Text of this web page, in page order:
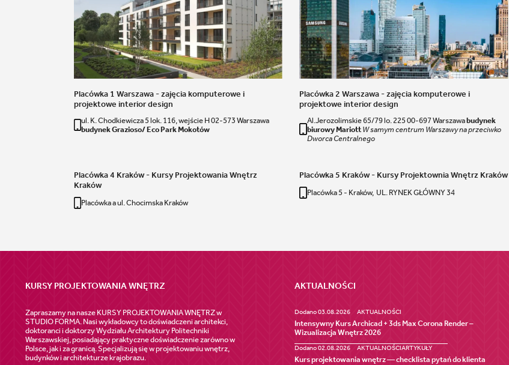
Placówka 1 Warszawa - zajęcia komputerowe i
projektowe interior design
ul. K. Chodkiewicza 5 lok. 116, wejście H 02-573 Warszawa
budynek Grazioso/ Eco Park Mokotów
Placówka 2 Warszawa - zajęcia komputerowe i
projektowe interior design
Al.Jerozolimskie 65/79 lo. 225 00-697 Warszawabudynek
biurowy Mariott W samym centrum Warszawy na przeciwko
Dworca Centralnego
Placówka 4 Kraków - Kursy Projektowania Wnętrz
Kraków
Placówka a ul. Chocimska Kraków
Placówka 5 Kraków - Kursy Projektownia Wnętrz Kraków
Placówka 5 - Kraków, UL. RYNEK GŁÓWNY 34
KURSY PROJEKTOWANIA WNĘTRZ
Zapraszamy na nasze KURSY PROJEKTOWANIA WNĘTRZ w
STUDIO FORMA. Nasi wykładowcy to doświadczeni architekci,
doktoranci i doktorzy Wydziału Architektury Politechniki
Warszawskiej, posiadający praktyczne doświadczenie zarówno w
Polsce, jak i za granicą. Specjalizują się w projektowaniu wnętrz,
budynków i architekturze krajobrazu.
AKTUALNOŚCI
Dodano 03.08.2026 AKTUALNOŚCI
Intensywny Kurs Archicad + 3ds Max Corona Render –
Wizualizacja Wnętrz 2026
Dodano 02.08.2026 AKTUALNOŚCIARTYKUŁY
Kurs projektowania wnętrz — checklista pytań do klienta